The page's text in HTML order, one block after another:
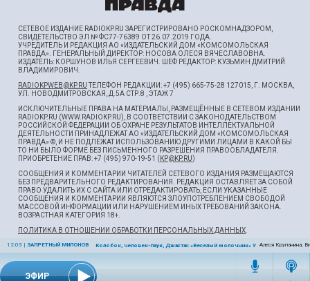
ЭФИР
12:03 | ЗАПРЕТНЫЙ МИЛОНОВ Колобок, человек-паук, Джастас «Веселый молочник» Уолкер,Алеся Крупанина,
СЕТЕВОЕ ИЗДАНИЕ RADIOKP.RU ЗАРЕГИСТРИРОВАНО РОСКОМНАДЗОРОМ,
СВИДЕТЕЛЬСТВО ЭЛ № ФС77-76389 ОТ 26.07.2019 ГОДА.
УЧРЕДИТЕЛЬ И РЕДАКЦИЯ АО «ИЗДАТЕЛЬСКИЙ ДОМ «КОМСОМОЛЬСКАЯ
ПРАВДА». ГЕНЕРАЛЬНЫЙ ДИРЕКТОР: НОСОВА ОЛЕСЯ ВЯЧЕСЛАВОВНА.
ИЗДАТЕЛЬ: КОРШУНОВ ИЛЬЯ СЕРГЕЕВИЧ. ШEФ РЕДАКТОР: КУЗЬМИН ДМИТРИЙ
ВЛАДИМИРОВИЧ.
RADIOKPWEB@KP.RUТЕЛЕФОН РЕДАКЦИИ: +7 (495) 665-75-28 127015, Г. МОСКВА,
УЛ. НОВОДМИТРОВСКАЯ, Д.5А СТР.8 , ЭТАЖ 7
ИСКЛЮЧИТЕЛЬНЫЕ ПРАВА НА МАТЕРИАЛЫ, РАЗМЕЩЁННЫЕ В СЕТЕВОМ ИЗДАНИИ
RADIOKP.RU (WWW.RADIOKP.RU), В СООТВЕТСТВИИ С ЗАКОНОДАТЕЛЬСТВОМ
РОССИЙСКОЙ ФЕДЕРАЦИИ ОБ ОХРАНЕ РЕЗУЛЬТАТОВ ИНТЕЛЛЕКТУАЛЬНОЙ
ДЕЯТЕЛЬНОСТИ ПРИНАДЛЕЖАТ АО «ИЗДАТЕЛЬСКИЙ ДОМ «КОМСОМОЛЬСКАЯ
ПРАВДА» ©, И НЕ ПОДЛЕЖАТ ИСПОЛЬЗОВАНИЮ ДРУГИМИ ЛИЦАМИ В КАКОЙ БЫ
ТО НИ БЫЛО ФОРМЕ БЕЗ ПИСЬМЕННОГО РАЗРЕШЕНИЯ ПРАВООБЛАДАТЕЛЯ.
ПРИОБРЕТЕНИЕ ПРАВ: +7 (495) 970-19-51 ( KP@KP.RU)
СООБЩЕНИЯ И КОММЕНТАРИИ ЧИТАТЕЛЕЙ СЕТЕВОГО ИЗДАНИЯ РАЗМЕЩАЮТСЯ
БЕЗ ПРЕДВАРИТЕЛЬНОГО РЕДАКТИРОВАНИЯ. РЕДАКЦИЯ ОСТАВЛЯЕТ ЗА СОБОЙ
ПРАВО УДАЛИТЬ ИХ С САЙТА ИЛИ ОТРЕДАКТИРОВАТЬ, ЕСЛИ УКАЗАННЫЕ
СООБЩЕНИЯ И КОММЕНТАРИИ ЯВЛЯЮТСЯ ЗЛОУПОТРЕБЛЕНИЕМ СВОБОДОЙ
МАССОВОЙ ИНФОРМАЦИИ ИЛИ НАРУШЕНИЕМ ИНЫХ ТРЕБОВАНИЙ ЗАКОНА.
ВОЗРАСТНАЯ КАТЕГОРИЯ 18+.
ПОЛИТИКА В ОТНОШЕНИИ ОБРАБОТКИ ПЕРСОНАЛЬНЫХ ДАННЫХ